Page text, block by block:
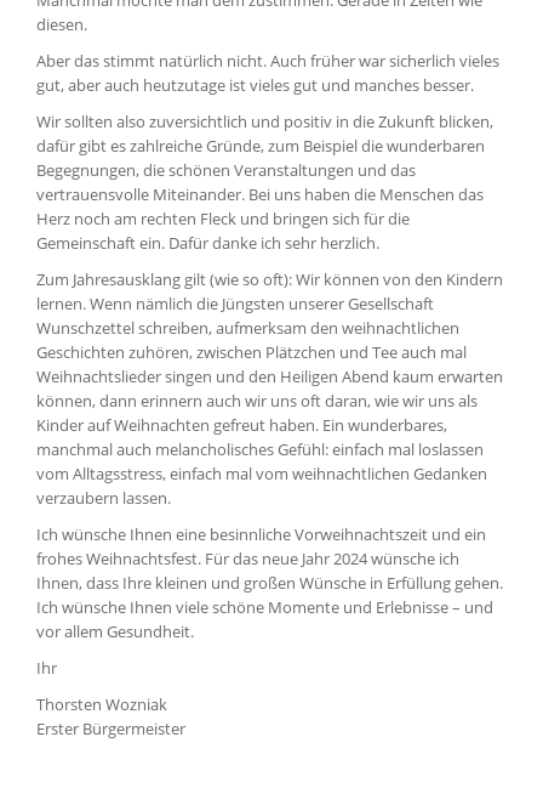
diesen.
Aber das stimmt natürlich nicht. Auch früher war sicherlich vieles
gut, aber auch heutzutage ist vieles gut und manches besser.
Wir sollten also zuversichtlich und positiv in die Zukunft blicken,
dafür gibt es zahlreiche Gründe, zum Beispiel die wunderbaren
Begegnungen, die schönen Veranstaltungen und das
vertrauensvolle Miteinander. Bei uns haben die Menschen das
Herz noch am rechten Fleck und bringen sich für die
Gemeinschaft ein. Dafür danke ich sehr herzlich.
Zum Jahresausklang gilt (wie so oft): Wir können von den Kindern
lernen. Wenn nämlich die Jüngsten unserer Gesellschaft
Wunschzettel schreiben, aufmerksam den weihnachtlichen
Geschichten zuhören, zwischen Plätzchen und Tee auch mal
Weihnachtslieder singen und den Heiligen Abend kaum erwarten
können, dann erinnern auch wir uns oft daran, wie wir uns als
Kinder auf Weihnachten gefreut haben. Ein wunderbares,
manchmal auch melancholisches Gefühl: einfach mal loslassen
vom Alltagsstress, einfach mal vom weihnachtlichen Gedanken
verzaubern lassen.
Ich wünsche Ihnen eine besinnliche Vorweihnachtszeit und ein
frohes Weihnachtsfest. Für das neue Jahr 2024 wünsche ich
Ihnen, dass Ihre kleinen und großen Wünsche in Erfüllung gehen.
Ich wünsche Ihnen viele schöne Momente und Erlebnisse – und
vor allem Gesundheit.
Ihr
Thorsten Wozniak
Erster Bürgermeister